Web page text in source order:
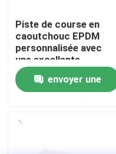
Nous contacter
Nouvelles
Piste de course en
caoutchouc EPDM
personnalisée avec
une excellente
absorption des chocs
et une résistance aux
UV
envoyer une